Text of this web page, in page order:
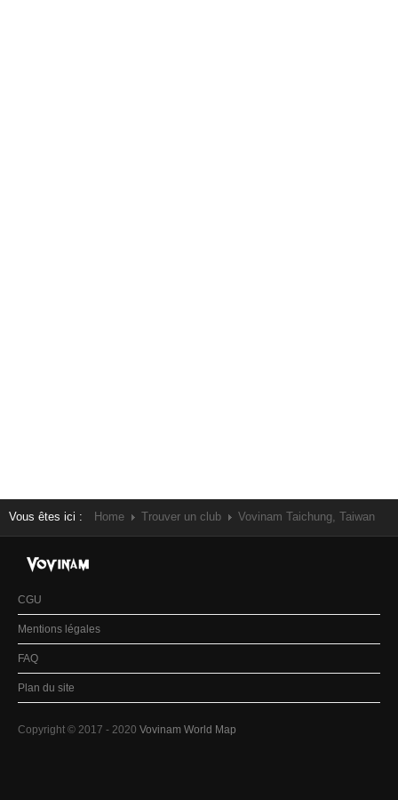
Vous êtes ici : Home Trouver un club Vovinam Taichung, Taiwan
CGU
Mentions légales
FAQ
Plan du site
Copyright © 2017 - 2020 Vovinam World Map